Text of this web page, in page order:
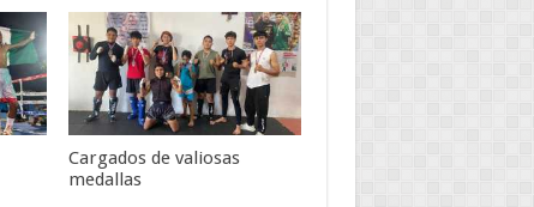
Cargados de valiosas
medallas